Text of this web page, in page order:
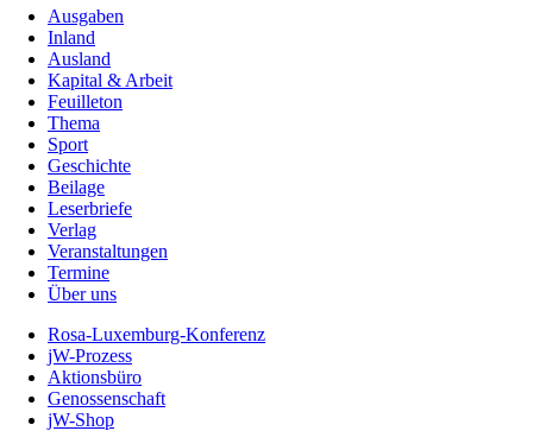
Ausgaben
Inland
Ausland
Kapital & Arbeit
Feuilleton
Thema
Sport
Geschichte
Beilage
Leserbriefe
Verlag
Veranstaltungen
Termine
Über uns
Rosa-Luxemburg-Konferenz
jW-Prozess
Aktionsbüro
Genossenschaft
jW-Shop